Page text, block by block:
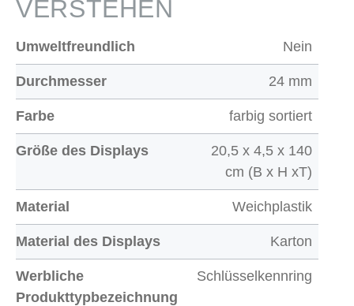
VERSTEHEN
Umweltfreundlich Nein
Durchmesser 24 mm
Farbe farbig sortiert
Größe des Displays
20,5 x 4,5 x 140
cm (B x H xT)
Material Weichplastik
Material des Displays Karton
Werbliche
Produkttypbezeichnung
Schlüsselkennring